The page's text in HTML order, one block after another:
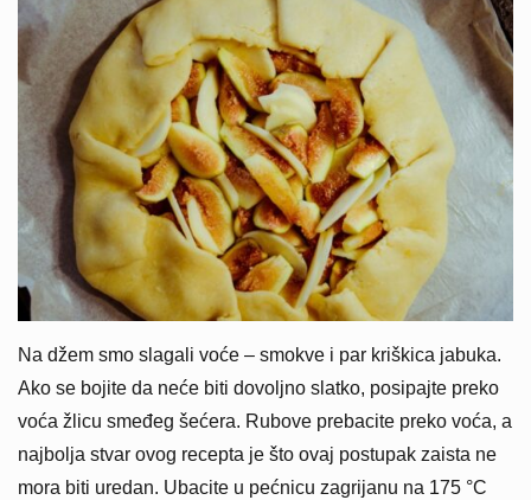
Na džem smo slagali voće – smokve i par kriškica jabuka.
Ako se bojite da neće biti dovoljno slatko, posipajte preko
voća žlicu smeđeg šećera. Rubove prebacite preko voća, a
najbolja stvar ovog recepta je što ovaj postupak zaista ne
mora biti uredan. Ubacite u pećnicu zagrijanu na 175 °C